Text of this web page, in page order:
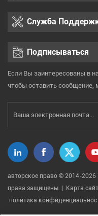
Служба
Подписываться
Если Вы заинтересованы в
чтобы оставить
авторское право © 2014-2026
права защищены. |
Карта
политика